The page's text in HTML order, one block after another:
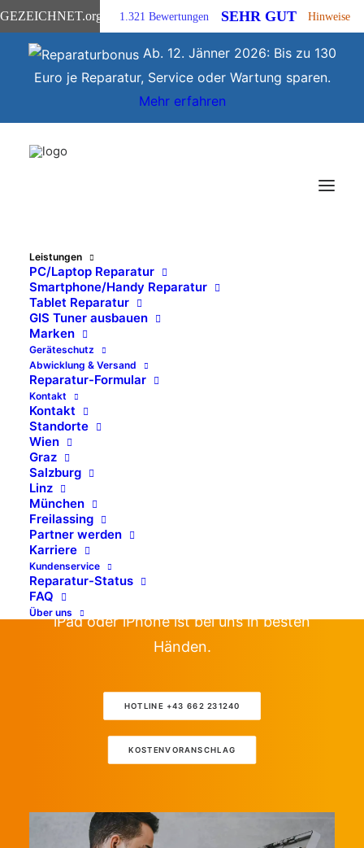
.org 1.321 Bewertungen SEHR GUT Hinweise
Ab. 12. Jänner 2026: Bis zu 130
Euro je Reparatur, Service oder Wartung sparen.
Mehr erfahren
Leistungen
PC/Laptop Reparatur
Smartphone/Handy Reparatur
Tablet Reparatur
GIS Tuner ausbauen
Marken
Geräteschutz
Abwicklung & Versand
Reparatur-Formular
Kontakt
Kontakt
Standorte
Wien
Graz
Salzburg
Linz
München
Freilassing
Partner werden
Karriere
Kundenservice
Reparatur-Status
FAQ
Über uns
Apple-MacBook,
-MacBook Pro, -
MacBook Air-
Reparaturen
Egal ob iPad, iMac oder MacBook – NRC
repariert all Ihre Apple Geräte schnell und
Zuverlässig! Reparaturen an Apple-Geräten
werden von kompetenten, zertifizierten
Experten durchgeführt. Ihr defektes
MacBook Pro, Macbook, MacBook Air, iMac,
iPad oder iPhone ist bei uns in besten
Händen.
HOTLINE +43 662 231240
KOSTENVORANSCHLAG